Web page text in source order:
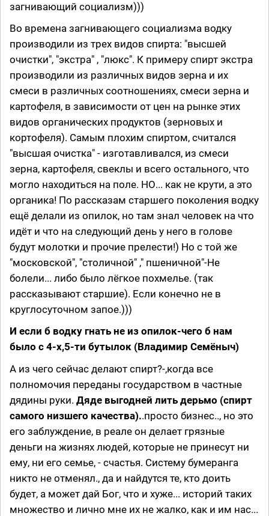
загнивающий социализм)))
Во времена загнивающего социализма водку
производили из трех видов спирта: "высшей
очистки", "экстра" , "люкс". К примеру спирт экстра
производили из различных видов зерна и их
смеси в различных соотношениях, смеси зерна и
картофеля, в зависимости от цен на рынке этих
видов органических продуктов (зерновых и
кортофеля). Самым плохим спиртом, считался
"высшая очистка" - изготавливался, из смеси
зерна, картофеля, свеклы и всего остального, что
могло находиться на поле. НО... как не крути, а это
органика! По рассказам старшего поколения водку
ещё делали из опилок, но там знал человек на что
идёт и что на следующий день у него в голове
будут молотки и прочие прелести!) Но с той же
"московской", "столичной" ," пшеничной"-Не
болели... либо было лёгкое похмелье. (так
рассказывают старшие). Если конечно не в
круглосуточном запое.)))
И если б водку гнать не из опилок-чего б нам
было с 4-х,5-ти бутылок (Владимир Семёныч)
А из чего сейчас делают спирт?-,когда все
полномочия переданы государством в частные
дядины руки. Дяде выгодней лить дерьмо (спирт
самого низшего качества)..просто бизнес.., но это
его заблуждение, в реале он делает грязные
деньги на жизнях людей, которые не принесут ни
ему, ни его семье, - счастья. Систему бумеранга
никто не отменял., да и найдутся те, кто доить
будет, а может дай Бог, что и хуже... историй таких
множество и лично мне их не жалко, как и им нас...